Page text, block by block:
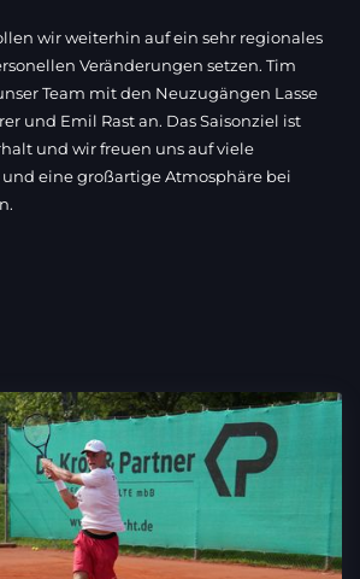
wir weiterhin auf ein sehr regionales
Veränderungen setzen. Tim
Team mit den Neuzugängen Lasse
und Emil Rast an. Das Saisonziel ist
und wir freuen uns auf viele
eine großartige Atmosphäre bei